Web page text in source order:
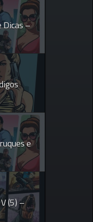
Dicas –
e
(5) –